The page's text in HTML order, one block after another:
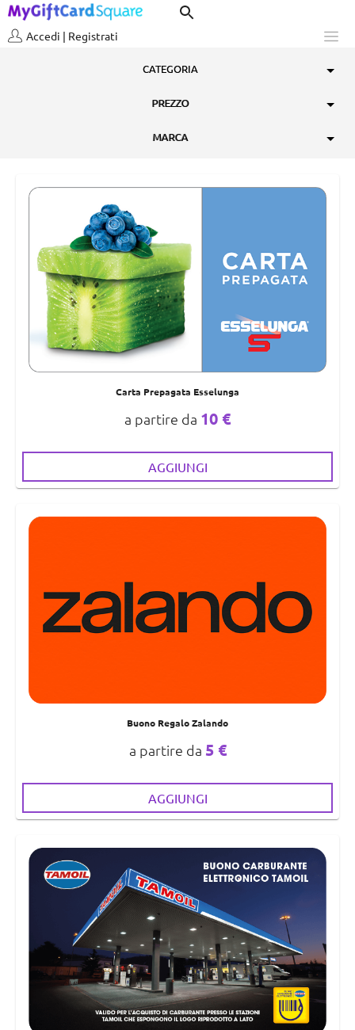
Accedi | Registrati
CATEGORIA
CATEGORIA
PREZZO
PREZZO
MARCA
MARCA
Carta Prepagata Esselunga
a partire da 10 €
AGGIUNGI
Buono Regalo Zalando
a partire da 5 €
AGGIUNGI